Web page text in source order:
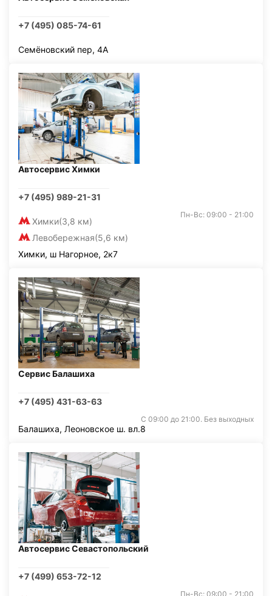
+7 (495) 085-74-61
Семёновский пер, 4А
Автосервис Химки
+7 (495) 989-21-31
Химки(3,8 км)
Левобережная(5,6 км)
Пн-Вс: 09:00 - 21:00
Химки, ш Нагорное, 2к7
Сервис Балашиха
+7 (495) 431-63-63
С 09:00 до 21:00. Без выходных
Балашиха, Леоновское ш. вл.8
Автосервис Севастопольский
+7 (499) 653-72-12
Пн-Вс: 09:00 - 21:00